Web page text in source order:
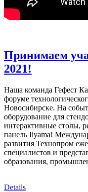
Принимаем
2021!
Наша команда Гефест
форуме
Новосибирске. На
оборудование для
интерактивные столы,
панель Iiyama!
развития Технопром
специалистов и
образования,
Details